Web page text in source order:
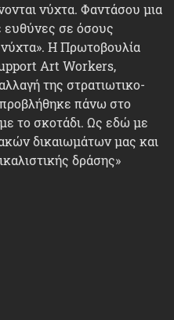
νύχτα. Φαντάσου μια
ευθύνες σε όσους
Η Πρωτοβουλία
Art Workers,
της στρατιωτικο-
πάνω στο
το σκοτάδι. Ως εδώ με
δικαιωμάτων μας και
δράσης»